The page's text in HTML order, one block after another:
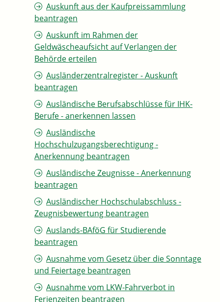
Auskunft aus der Kaufpreissammlung
beantragen
Auskunft im Rahmen der
Geldwäscheaufsicht auf Verlangen der
Behörde erteilen
Ausländerzentralregister - Auskunft
beantragen
Ausländische Berufsabschlüsse für IHK-
Berufe - anerkennen lassen
Ausländische
Hochschulzugangsberechtigung -
Anerkennung beantragen
Ausländische Zeugnisse - Anerkennung
beantragen
Ausländischer Hochschulabschluss -
Zeugnisbewertung beantragen
Auslands-BAföG für Studierende
beantragen
Ausnahme vom Gesetz über die Sonntage
und Feiertage beantragen
Ausnahme vom LKW-Fahrverbot in
Ferienzeiten beantragen